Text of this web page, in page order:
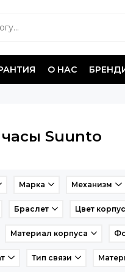
О НАС
Suunto
Марка Механизм
Браслет Цвет
Материал корпуса
Тип связи